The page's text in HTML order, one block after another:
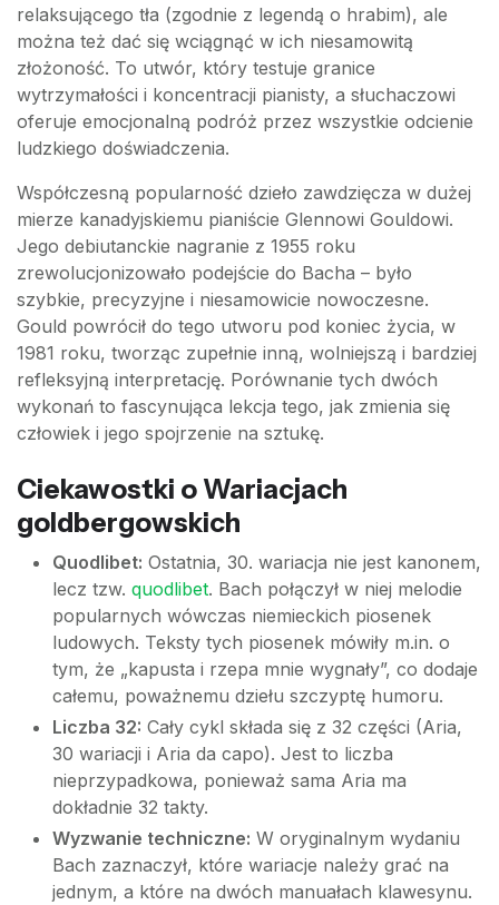
relaksującego tła (zgodnie z legendą o hrabim), ale
można też dać się wciągnąć w ich niesamowitą
złożoność. To utwór, który testuje granice
wytrzymałości i koncentracji pianisty, a słuchaczowi
oferuje emocjonalną podróż przez wszystkie odcienie
ludzkiego doświadczenia.
Współczesną popularność dzieło zawdzięcza w dużej
mierze kanadyjskiemu pianiście Glennowi Gouldowi.
Jego debiutanckie nagranie z 1955 roku
zrewolucjonizowało podejście do Bacha – było
szybkie, precyzyjne i niesamowicie nowoczesne.
Gould powrócił do tego utworu pod koniec życia, w
1981 roku, tworząc zupełnie inną, wolniejszą i bardziej
refleksyjną interpretację. Porównanie tych dwóch
wykonań to fascynująca lekcja tego, jak zmienia się
człowiek i jego spojrzenie na sztukę.
Ciekawostki o Wariacjach
goldbergowskich
Quodlibet: Ostatnia, 30. wariacja nie jest kanonem,
lecz tzw. quodlibet. Bach połączył w niej melodie
popularnych wówczas niemieckich piosenek
ludowych. Teksty tych piosenek mówiły m.in. o
tym, że „kapusta i rzepa mnie wygnały”, co dodaje
całemu, poważnemu dziełu szczyptę humoru.
Liczba 32: Cały cykl składa się z 32 części (Aria,
30 wariacji i Aria da capo). Jest to liczba
nieprzypadkowa, ponieważ sama Aria ma
dokładnie 32 takty.
Wyzwanie techniczne: W oryginalnym wydaniu
Bach zaznaczył, które wariacje należy grać na
jednym, a które na dwóch manuałach klawesynu.